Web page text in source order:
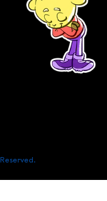
219 Trung Kinh Str.,
Dien Bien Phu Str.,